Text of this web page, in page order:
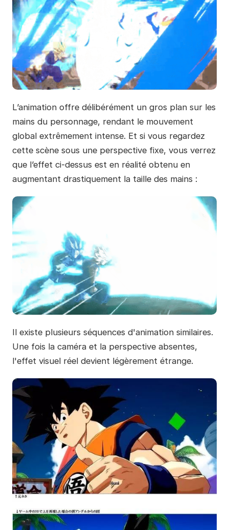
L’animation offre délibérément un gros plan sur les
mains du personnage, rendant le mouvement
global extrêmement intense. Et si vous regardez
cette scène sous une perspective fixe, vous verrez
que l’effet ci-dessus est en réalité obtenu en
augmentant drastiquement la taille des mains :
Il existe plusieurs séquences d'animation similaires.
Une fois la caméra et la perspective absentes,
l'effet visuel réel devient légèrement étrange.